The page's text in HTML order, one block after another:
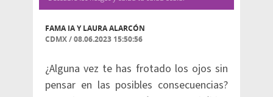
FAMA IA YLAURA ALARCÓN
CDMX/08.06.2023 15:50:56
¿Alguna vez te has frotado los ojos sin
pensar en las posibles consecuencias?